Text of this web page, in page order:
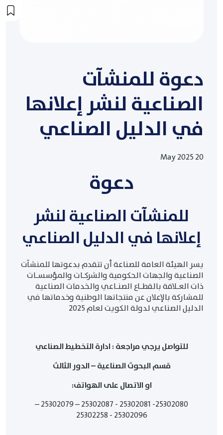
دعوة للمنشآت
الصناعية لنشر إعلانها
في الدليل الصناعي
20 May 2025
دعوة
للمنشآت الصناعية لنشر
إعلانها في الدليل الصناعي
يسر الهيئة العامة للصناعة أن تتقدم بدعوتها للمنشآت
الصناعية والجهات الحكومية والشركـات والمؤسسـات
ذات العـلاقة بالقطـاع الصنـاعي والخدمات الصناعية
للمشاركة بالإعلان عن منتجاتها الوطنية وخدماتها في
الدليل الصناعي لدولة الكويت لعام 2025
للتواصل يرجي مراجعة : ادارة التخطيط الصناعي
قسم البحوث الصناعية – الدور الثالث
او الاتصال على الهواتف:
25302080- 25302081 - 25302087 – 25302079 –
25302096 - 25302258